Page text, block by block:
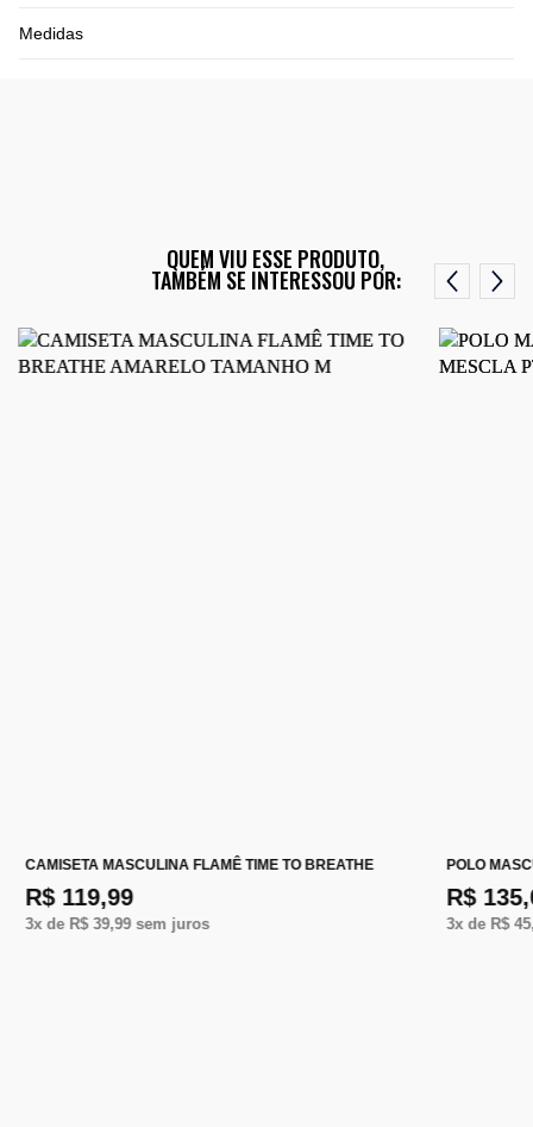
Medidas
QUEM VIU ESSE PRODUTO,
TAMBÉM SE INTERESSOU POR:
CAMISETA MASCULINA FLAMÊ TIME TO BREATHE
R$ 119,99
3x de R$ 39,99sem juros
POLO
R$
3x de R$